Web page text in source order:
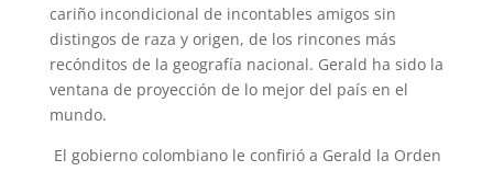
cariño incondicional de incontables amigos sin
distingos de raza y origen, de los rincones más
recónditos de la geografía nacional. Gerald ha sido la
ventana de proyección de lo mejor del país en el
mundo.
El gobierno colombiano le confirió a Gerald la Orden